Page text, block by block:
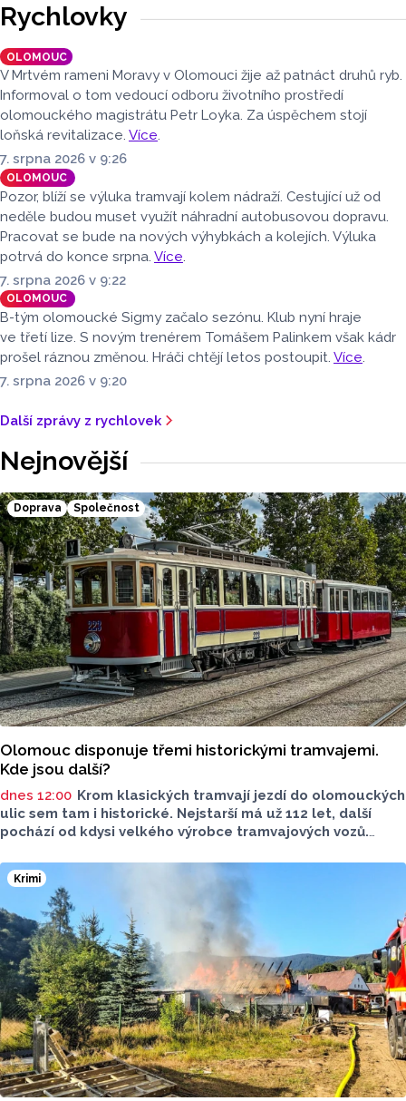
Rychlovky
OLOMOUC
V Mrtvém rameni Moravy v Olomouci žije až patnáct druhů ryb.
Informoval o tom vedoucí odboru životního prostředí
olomouckého magistrátu Petr Loyka. Za úspěchem stojí
loňská revitalizace. Více.
7. srpna 2026 v 9:26
OLOMOUC
Pozor, blíží se výluka tramvají kolem nádraží. Cestující už od
neděle budou muset využít náhradní autobusovou dopravu.
Pracovat se bude na nových výhybkách a kolejích. Výluka
potrvá do konce srpna. Více
7. srpna 2026 v 9:22
OLOMOUC
B-tým olomoucké Sigmy začalo sezónu. Klub nyní hraje
ve třetí lize. S novým trenérem Tomášem Palinkem však kádr
prošel ráznou změnou. Hráči chtějí letos postoupit. Více.
7. srpna 2026 v 9:20
Další zprávy z rychlovek
Nejnovější
Doprava Společnost
Olomouc disponuje třemi historickými tramvajemi.
Kde jsou další?
dnes 12:00 Krom klasických tramvají jezdí do olomouckých
ulic sem tam i historické. Nejstarší má už 112 let, další
pochází od kdysi velkého výrobce tramvajových vozů.
městě, jsou na jiných místech, třeba v brněnském
depozitáři.
Krimi